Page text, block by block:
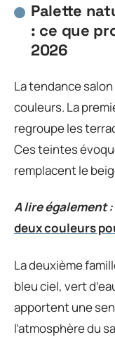
Palette
: ce que
2026
La tendance
couleurs. La
regroupe les
Ces teintes
remplacent le
A lire également :
deux couleurs
La deuxième
bleu ciel, vert
apportent une
l’atmosphère du